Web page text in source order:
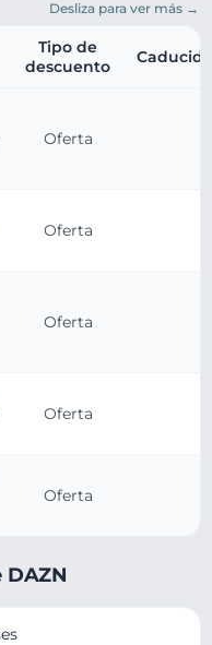
Desliza para ver más →
Tipo de
descuento
Oferta
Oferta
Oferta
Oferta
Oferta
DAZN